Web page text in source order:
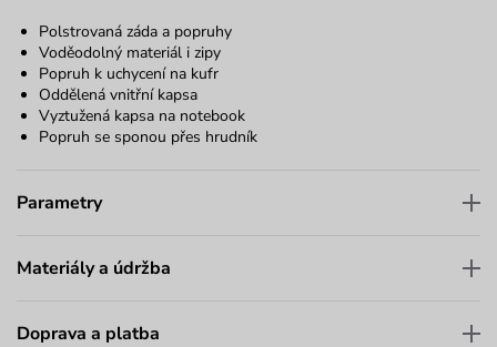
Polstrovaná záda a popruhy
Voděodolný materiál i zipy
Popruh k uchycení na kufr
Oddělená vnitřní kapsa
Vyztužená kapsa na notebook
Popruh se sponou přes hrudník
Parametry
Materiály a údržba
Doprava a platba